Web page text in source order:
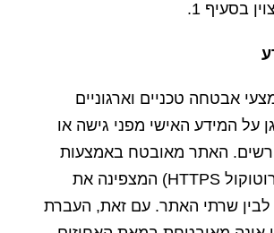
בסעיף 1.
אבטחה טכניים וארגוניים
על המידע האישי מפני גישה או
האתר מאובטח באמצעות
תעודת SSL (פרוטוקול HTTPS) המצפינה את
לבין שרתי האתר. עם זאת, העברת